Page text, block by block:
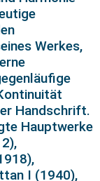
Werkes,
Handschrift.
Hauptwerke
I (1940),